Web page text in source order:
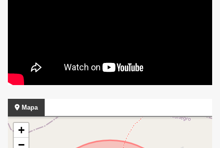
Mapa
+
−